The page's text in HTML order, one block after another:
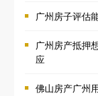
广州房子评估
广州房产抵押
应
佛山房产广州